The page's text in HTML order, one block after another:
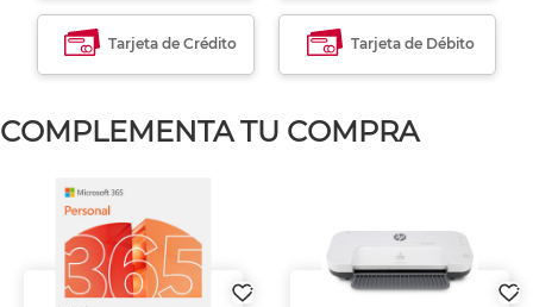
Tarjeta de Crédito Tarjeta de Débito
COMPLEMENTA TU COMPRA